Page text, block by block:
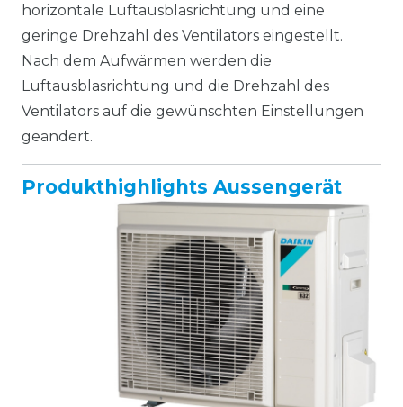
horizontale Luftausblasrichtung und eine
geringe Drehzahl des Ventilators eingestellt.
Nach dem Aufwärmen werden die
Luftausblasrichtung und die Drehzahl des
Ventilators auf die gewünschten Einstellungen
geändert.
Produkthighlights Aussengerät